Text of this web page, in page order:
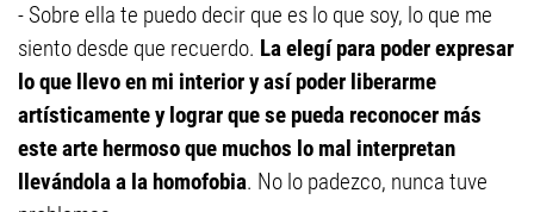
- Sobre ella te puedo decir que es lo que soy, lo que me
siento desde que recuerdo. La elegí para poder expresar
lo que llevo en mi interior y así poder liberarme
artísticamente y lograr que se pueda reconocer más
este arte hermoso que muchos lo mal interpretan
llevándola a la homofobia. No lo padezco, nunca tuve